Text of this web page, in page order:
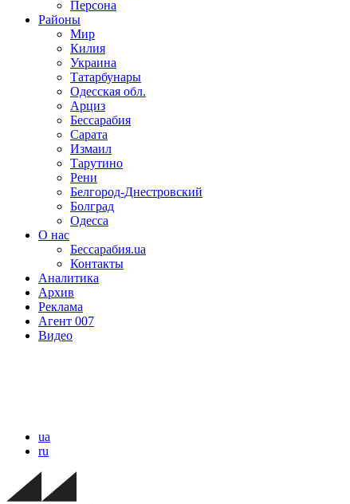
Персона
Районы
Мир
Килия
Украина
Татарбунары
Одесская обл.
Арциз
Бессарабия
Сарата
Измаил
Тарутино
Рени
Белгород-Днестровский
Болград
Одесса
О нас
Бессарабия.ua
Контакты
Аналитика
Архив
Реклама
Агент 007
Видео
ua
ru